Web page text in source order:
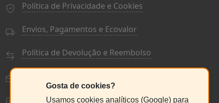
Política de Privacidade e Cookies
Envios, Pagamentos e Ecovalor
Política de Devolução e Reembolso
Livro de Reclamações
Gosta de cookies?
Usamos cookies analíticos (Google) para